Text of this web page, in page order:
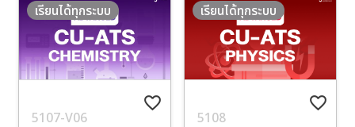
favorite_border
5107-V06
เรียนได้ทุกระบบ
favorite_border
5108
เรียนได้ทุกระบบ